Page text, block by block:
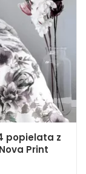
popielata z
Print